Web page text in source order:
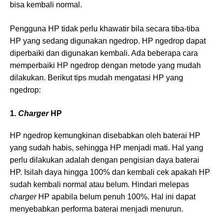
bisa kembali normal.
Pengguna HP tidak perlu khawatir bila secara tiba-tiba
HP yang sedang digunakan ngedrop. HP ngedrop dapat
diperbaiki dan digunakan kembali. Ada beberapa cara
memperbaiki HP ngedrop dengan metode yang mudah
dilakukan. Berikut tips mudah mengatasi HP yang
ngedrop:
1. Charger HP
HP ngedrop kemungkinan disebabkan oleh baterai HP
yang sudah habis, sehingga HP menjadi mati. Hal yang
perlu dilakukan adalah dengan pengisian daya baterai
HP. Isilah daya hingga 100% dan kembali cek apakah HP
sudah kembali normal atau belum. Hindari melepas
charger HP apabila belum penuh 100%. Hal ini dapat
menyebabkan performa baterai menjadi menurun.